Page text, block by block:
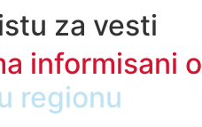
svijetu, čije ime
od tri stotine zgrada,
BiH… Selimija,
visoka minareta dominira
Selimija je jedna od
A1 Ceren Mutluosun,
za vesti
informisani o
regionu